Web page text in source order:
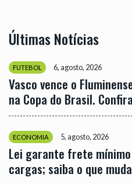
Últimas Notícias
FUTEBOL 6, agosto, 2026
Vasco vence o
na Copa do Brasil.
ECONOMIA 5, agosto, 2026
Lei garante frete
cargas; saiba o que muda